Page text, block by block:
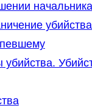
начальника